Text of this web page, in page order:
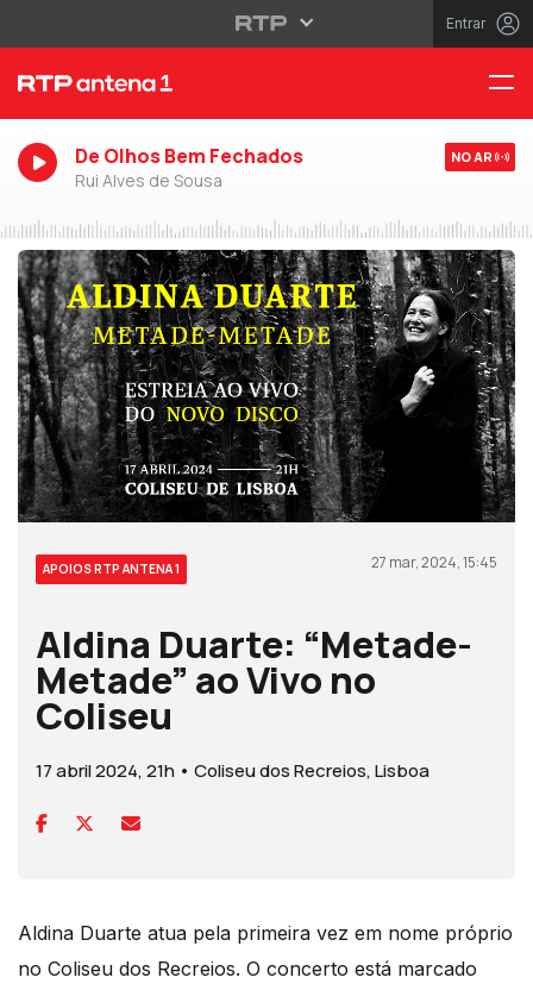
Entrar
De Olhos Bem Fechados
Rui Alves de Sousa
NO AR
APOIOS RTP ANTENA 1 27 mar, 2024, 15:45
Aldina Duarte: “Metade-
Metade” ao Vivo no
Coliseu
17 abril 2024, 21h • Coliseu dos Recreios, Lisboa
Aldina Duarte atua pela primeira vez em nome próprio
no Coliseu dos Recreios. O concerto está marcado